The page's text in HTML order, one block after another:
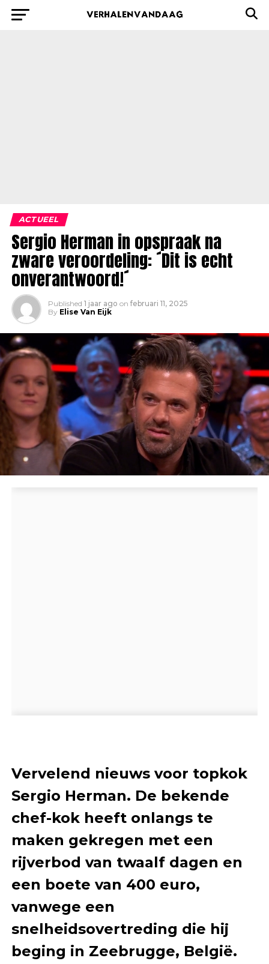
ACTUEEL
Sergio Herman in opspraak na
zware veroordeling: ´Dit is echt
onverantwoord!´
Published 1 jaar ago on februari 11, 2025
By Elise Van Eijk
Vervelend nieuws voor topkok
Sergio Herman. De bekende
chef-kok heeft onlangs te
maken gekregen met een
rijverbod van twaalf dagen en
een boete van 400 euro,
vanwege een
snelheidsovertreding die hij
beging in Zeebrugge, België.